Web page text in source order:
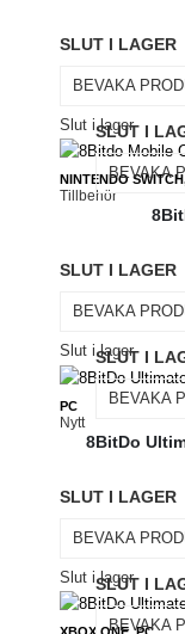
SLUT I LAGER
BEVAKA
Slut i lager
NINTENDO
Tillbehör
SLUT I
BEVAKA
SLUT I LAGER
BEVAKA
Slut i lager
PC
Nytt
SLUT I
BEVAKA
8BitDo
SLUT I LAGER
BEVAKA
Slut i lager
SLUT I
BEVAKA